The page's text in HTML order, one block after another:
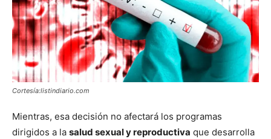
Cortesía:listindiario.com
Mientras, esa decisión no afectará los programas
dirigidos a la salud sexual y reproductiva que desarrolla